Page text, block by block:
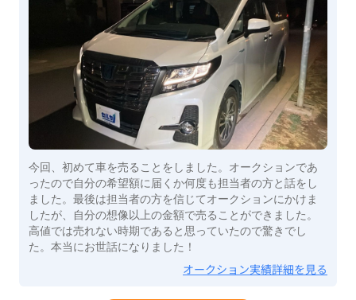
今回、初めて車を売ることをしました。オークションであ
ったので自分の希望額に届くか何度も担当者の方と話をし
ました。最後は担当者の方を信じてオークションにかけま
したが、自分の想像以上の金額で売ることができました。
高値では売れない時期であると思っていたので驚きでし
た。本当にお世話になりました！
オークション実績詳細を見る